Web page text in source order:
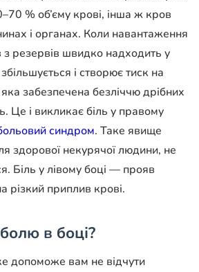
% об’єму крові, інша ж кров
і органах. Коли навантаження
з резервів швидко надходить у
збільшується і створює тиск на
забезпечена безліччю дрібних
Це і викликає біль у правому
синдром. Таке явище
здорової некурячої людини, не
Біль у лівому боці — прояв
різкий приплив крові.
в боці?
допоможе вам не відчути